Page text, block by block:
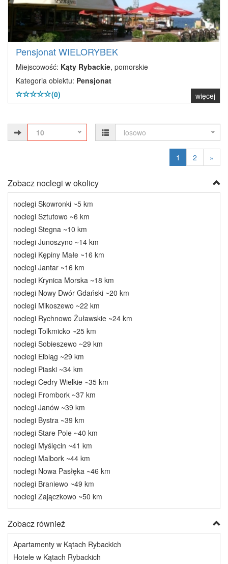
Pensjonat WIELORYBEK
Miejscowość: Kąty Rybackie, pomorskie
Kategoria obiektu: Pensjonat
(0)
więcej
10 losowo
1 2 »
Zobacz noclegi w okolicy
noclegi Skowronki ~5 km
noclegi Sztutowo ~6 km
noclegi Stegna ~10 km
noclegi Junoszyno ~14 km
noclegi Kępiny Małe ~16 km
noclegi Jantar ~16 km
noclegi Krynica Morska ~18 km
noclegi Nowy Dwór Gdański ~20 km
noclegi Mikoszewo ~22 km
noclegi Rychnowo Żuławskie ~24 km
noclegi Tolkmicko ~25 km
noclegi Sobieszewo ~29 km
noclegi Elbląg ~29 km
noclegi Piaski ~34 km
noclegi Cedry Wielkie ~35 km
noclegi Frombork ~37 km
noclegi Janów ~39 km
noclegi Bystra ~39 km
noclegi Stare Pole ~40 km
noclegi Myślęcin ~41 km
noclegi Malbork ~44 km
noclegi Nowa Pasłęka ~46 km
noclegi Braniewo ~49 km
noclegi Zajączkowo ~50 km
Zobacz również
Apartamenty w Kątach Rybackich
Hotele w Kątach Rybackich